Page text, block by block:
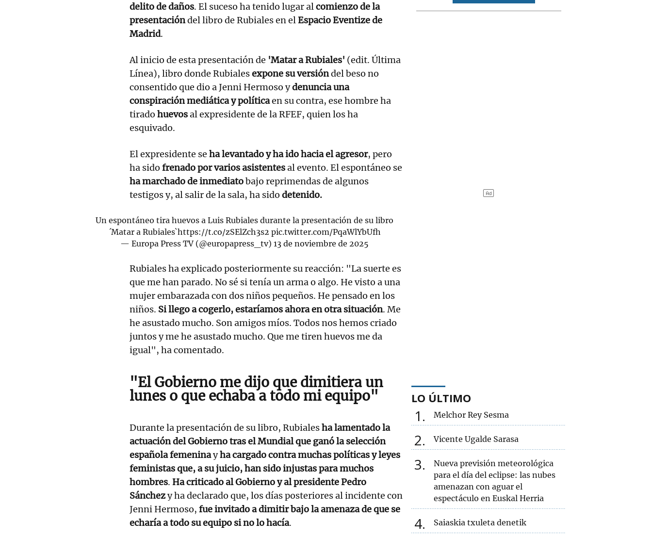
delito de daños. El suceso ha tenido lugar alcomienzo de la
presentacióndel libro de Rubiales en elEspacio Eventize de
Madrid.
Al inicio de esta presentación de 'Matar a Rubiales' (edit. Última
Línea), libro donde Rubialesexpone su versióndel beso no
consentido que dio a Jenni Hermoso ydenuncia una
conspiración mediática y políticaen su contra, ese hombre ha
tirado huevosal expresidente de la RFEF, quien los ha
esquivado.
El expresidente se ha levantado y ha ido hacia el agresor, pero
ha sido frenado por varios asistentesal evento. El espontáneo se
ha marchado de inmediatobajo reprimendas de algunos
testigos y, al salir de la sala, ha sido detenido.
Un espontáneo tira huevos a Luis Rubiales durante la presentación de su libro
´Matar a Rubiales`https://t.co/zSElZch3s2 pic.twitter.com/PqaWlYbUfh
— Europa Press TV (@europapress_tv)13 de noviembre de 2025
Rubiales ha explicado posteriormente su reacción: "La suerte es
que me han parado. No sé si tenía un arma o algo. He visto a una
mujer embarazada con dos niños pequeños. He pensado en los
niños. Si llego a cogerlo, estaríamos ahora en otra situación. Me
he asustado mucho. Son amigos míos. Todos nos hemos criado
juntos y me he asustado mucho. Que me tiren huevos me da
igual", ha comentado.
"El Gobierno me dijo que dimitiera un
lunes o que echaba a todo mi equipo"
Durante la presentación de su libro, Rubialesha lamentado la
actuación del Gobierno tras el Mundial que ganó la selección
española femeninayha cargado contra muchas políticas y leyes
feministas que, a su juicio, han sido injustas para muchos
hombres. Ha criticado al Gobierno y al presidente Pedro
Sánchezy ha declarado que, los días posteriores al incidente con
Jenni Hermoso, fue invitado a dimitir bajo la amenaza de que se
echaría a todo su equipo si no lo hacía.
LO ÚLTIMO
1 Melchor Rey Sesma
2 Vicente Ugalde Sarasa
3
Nueva previsión meteorológica
para el día del eclipse: las nubes
amenazan con aguar el
espectáculo en Euskal Herria
4 Saiaskia txuleta denetik